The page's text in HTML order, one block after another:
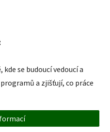
se budoucí vedoucí a
a zjišťují, co práce